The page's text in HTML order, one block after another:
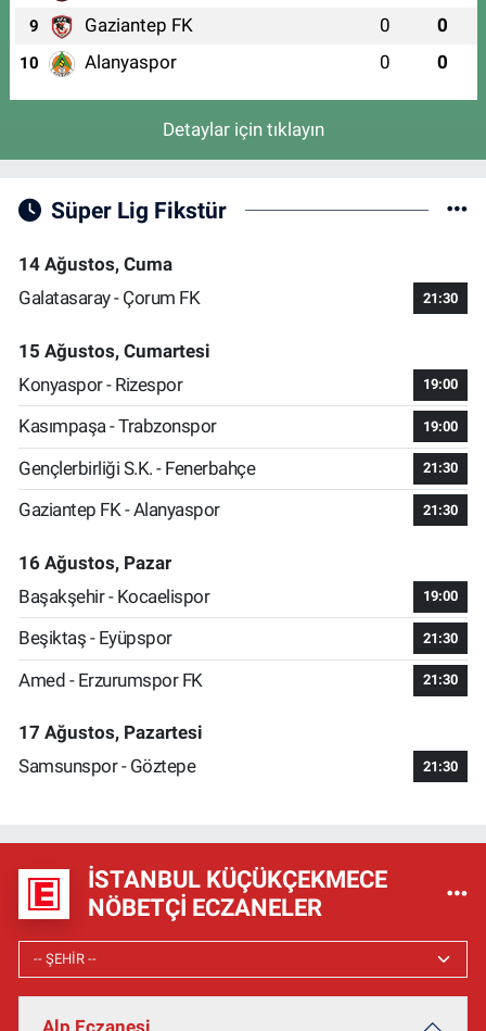
9 Gaziantep FK 0 0
10 Alanyaspor 0 0
Detaylar için tıklayın
Süper Lig Fikstür
14 Ağustos, Cuma
Galatasaray - Çorum FK
21:30
15 Ağustos, Cumartesi
Konyaspor - Rizespor
19:00
Kasımpaşa - Trabzonspor 19:00
Gençlerbirliği S.K. - Fenerbahçe 21:30
Gaziantep FK - Alanyaspor 21:30
16 Ağustos, Pazar
Başakşehir - Kocaelispor
19:00
Beşiktaş - Eyüpspor 21:30
Amed - Erzurumspor FK 21:30
17 Ağustos, Pazartesi
Samsunspor - Göztepe
21:30
İSTANBUL KÜÇÜKÇEKMECE
NÖBETÇI ECZANELER